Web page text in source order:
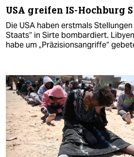
USA greifen IS-Hochburg
Die USA haben erstmals
Staats“ in Sirte bombardiert.
habe um „Präzisionsangriffe“